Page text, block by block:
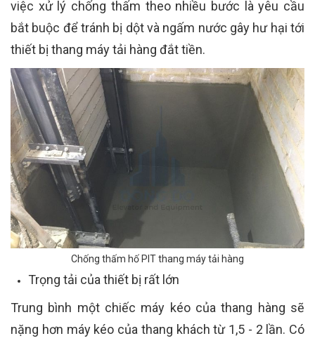
việc xử lý chống thấm theo nhiều bước là yêu cầu
bắt buộc để tránh bị dột và ngấm nước gây hư hại tới
thiết bị thang máy tải hàng đắt tiền.
Chống thấm hố PIT thang máy tải hàng
Trọng tải của thiết bị rất lớn
Trung bình một chiếc máy kéo của thang hàng sẽ
nặng hơn máy kéo của thang khách từ 1,5 - 2 lần. Có